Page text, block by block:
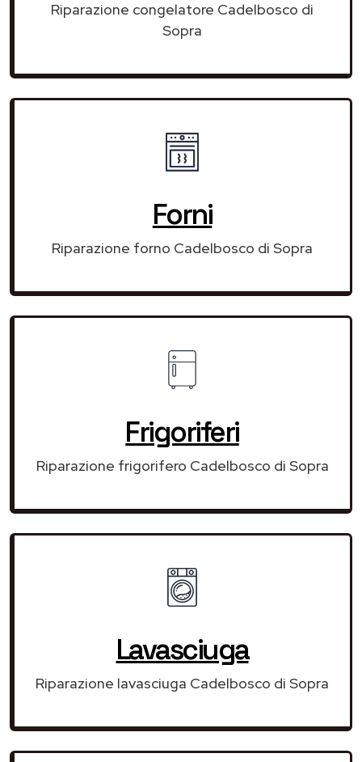
Riparazione congelatore Cadelbosco di
Sopra
Forni
Riparazione forno Cadelbosco di Sopra
Frigoriferi
Riparazione frigorifero Cadelbosco di Sopra
Lavasciuga
Riparazione lavasciuga Cadelbosco di Sopra